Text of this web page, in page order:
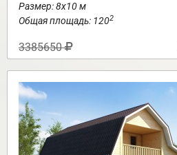
Размер: 8х10 м
Общая площадь: 1202
3385650